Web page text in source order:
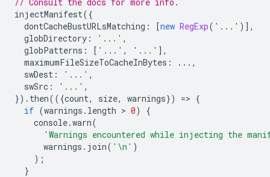
injectManifest({
dontCacheBustURLsMatching : [new RegExp( '...' )],
globDirectory : '...' ,
globPatterns : [ '...' , '...' ],
maximumFileSizeToCacheInBytes :
...,
swDest : '...' ,
swSrc : '...' ,
}). then(({count, size, warnings}) => {
if (warnings . length > 0)
{
console.warn(
'Warnings encountered while injecting the
warnings . join( '\n' )
);
}